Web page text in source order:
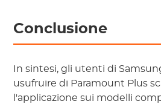
Conclusione
In sintesi, gli utenti di
usufruire di Paramount Plus
l'applicazione sui modelli